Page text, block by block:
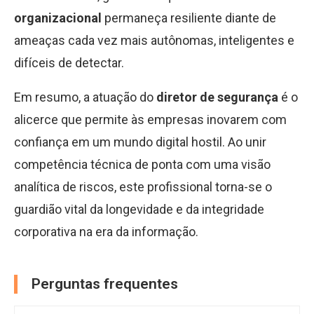
organizacional permaneça resiliente diante de
ameaças cada vez mais autônomas, inteligentes e
difíceis de detectar.
Em resumo, a atuação do diretor de segurança é o
alicerce que permite às empresas inovarem com
confiança em um mundo digital hostil. Ao unir
competência técnica de ponta com uma visão
analítica de riscos, este profissional torna-se o
guardião vital da longevidade e da integridade
corporativa na era da informação.
Perguntas frequentes